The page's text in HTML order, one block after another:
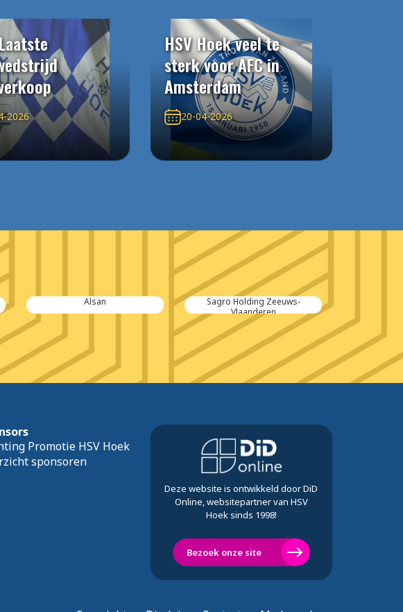
2026
HSV Hoek veel te
sterk voor AFC in
Amsterdam
20-04-2026
Alsan
Sagro Holding Zeeuws-
Vlaanderen
Promotie HSV Hoek
sponsoren
Deze website is ontwikkeld door DiD
Online, websitepartner van HSV
Hoek sinds 1998!
Bezoek onze site